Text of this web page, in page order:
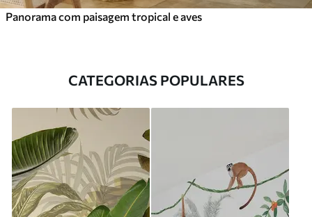
Panorama com paisagem tropical e aves
CATEGORIAS POPULARES